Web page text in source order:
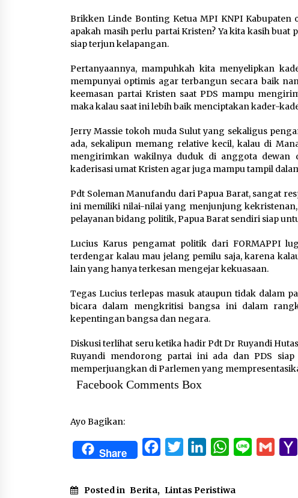
Brikken Linde Bonting Ketua MPI KNPI Kabupaten
apakah masih perlu partai Kristen? Ya kita kasih
siap terjun kelapangan.
Pertanyaannya, mampuhkah kita menyelipkan
mempunyai optimis agar terbangun secara baik
keemasan partai Kristen saat PDS mampu
maka kalau saat ini lebih baik menciptakan kader-
Jerry Massie tokoh muda Sulut yang sekaligus
ada, sekalipun memang relative kecil, kalau di
mengirimkan wakilnya duduk di anggota dewan
kaderisasi umat Kristen agar juga mampu tampil
Pdt Soleman Manufandu dari Papua Barat, sangat
ini memiliki nilai-nilai yang menjunjung
pelayanan bidang politik, Papua Barat sendiri siap
Lucius Karus pengamat politik dari FORMAPPI
terdengar kalau mau jelang pemilu saja, karena
lain yang hanya terkesan mengejar kekuasaan.
Tegas Lucius terlepas masuk ataupun tidak dalam
bicara dalam mengkritisi bangsa ini dalam
kepentingan bangsa dan negara.
Diskusi terlihat seru ketika hadir Pdt Dr Ruyandi
Ruyandi mendorong partai ini ada dan PDS
memperjuangkan di Parlemen yang
Facebook Comments Box
Ayo Bagikan:
Share FacebookTwitterLinkedInWhatsApp
Line Gmail
Posted in Berita, Lintas Peristiwa